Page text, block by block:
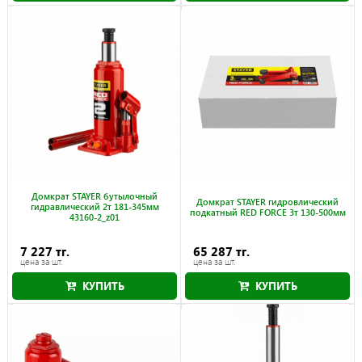
Домкрат STAYER бутылочный
гидравлический 2т 181-345мм
43160-2_z01
7 227 тг.
цена за шт.
КУПИТЬ
Домкрат STAYER гидровлический
подкатный RED FORCE 3т 130-500мм
65 287 тг.
цена за шт.
КУПИТЬ